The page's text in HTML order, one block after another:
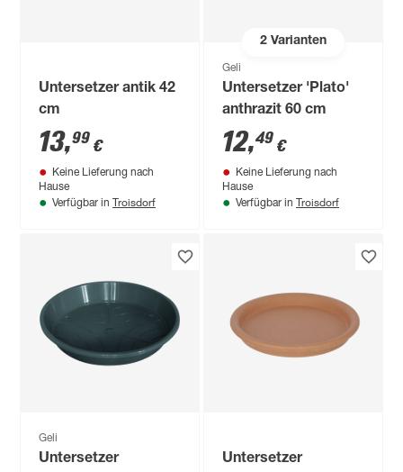
Untersetzer antik 42
cm
13,99 €
Keine Lieferung nach
Hause
Verfügbar in Troisdorf
2Varianten
Geli
Untersetzer 'Plato'
anthrazit 60 cm
12,49 €
Keine Lieferung nach
Hause
Verfügbar in Troisdorf
Geli
Untersetzer
Untersetzer